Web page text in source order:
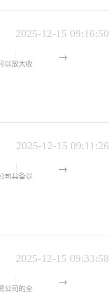
2025-12-15 09:16:50
以放大收
2025-12-15 09:11:26
司具备以
2025-12-15 09:33:58
公司的全